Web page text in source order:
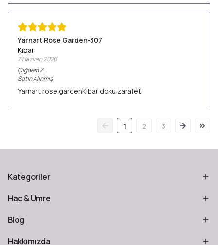
Yarnart Rose Garden-307
Kibar
7 Haziran 2026
ÇiğdemZ.
Satın Alınmış
Yarnart rose gardenKibar doku zarafet
1 2 3
Kategoriler
Hac & Umre
Blog
Hakkımızda